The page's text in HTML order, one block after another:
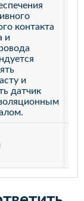
контакта
и
и
датчик